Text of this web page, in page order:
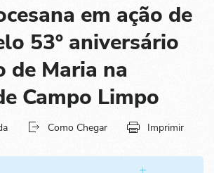
em ação de
53º aniversário
de Maria na
Campo Limpo
Como Chegar Imprimir